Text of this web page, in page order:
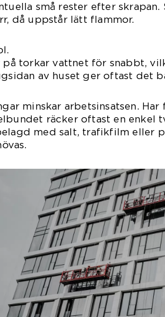
små rester efter skrapan.
då uppstår lätt flammor.
på torkar vattnet för snabbt,
av huset ger oftast det
minskar arbetsinsatsen.
räcker oftast en enkel
med salt, trafikfilm eller